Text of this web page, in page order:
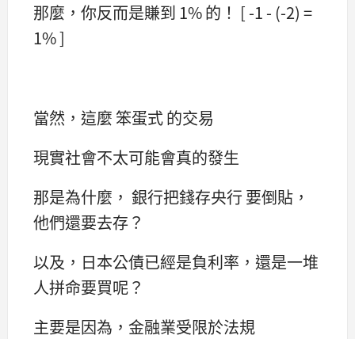
那麼，你反而是賺到 1% 的！ [ -1 - (-2) =
1% ]
當然，這麼 笨蛋式 的交易
現實社會不太可能會真的發生
那是為什麼， 銀行把錢存央行 要倒貼，
他們還要去存？
以及，日本公債已經是負利率，還是一堆
人拼命要買呢？
主要是因為，金融業受限於法規